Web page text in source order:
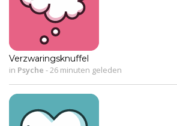
Verzwaringsknuffel
in Psyche -26 minuten geleden